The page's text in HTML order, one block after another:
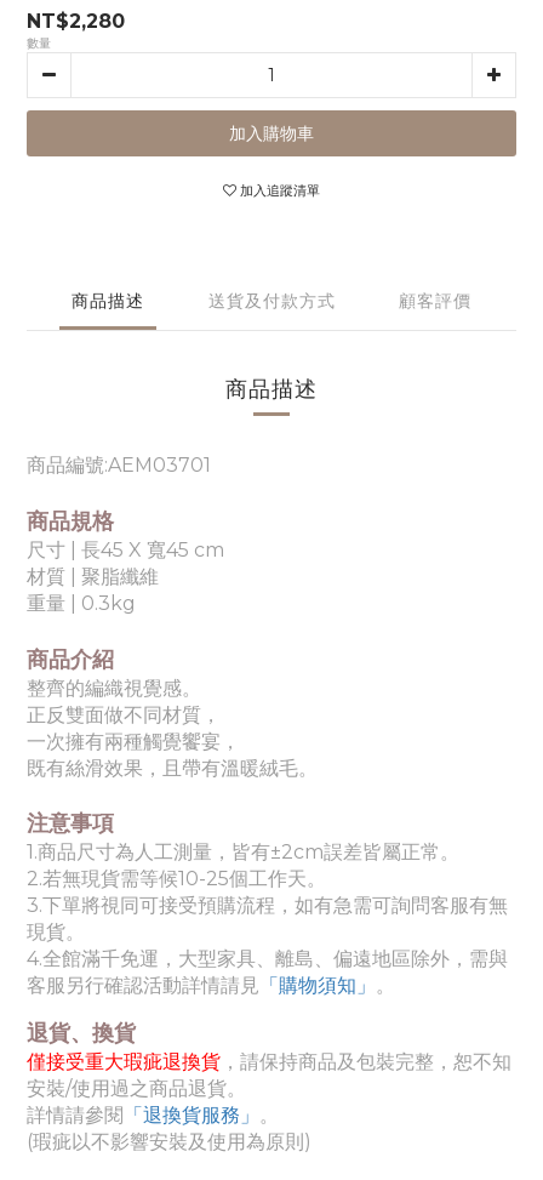
NT$2,280
數量
加入購物車
加入追蹤清單
商品描述 送貨及付款方式 顧客評價
商品描述
商品編號:AEM03701
商品規格
尺寸 | 長45 X 寬45 cm
材質 | 聚脂纖維
重量 | 0.3kg
商品介紹
整齊的編織視覺感。
正反雙面做不同材質，
一次擁有兩種觸覺饗宴，
既有絲滑效果，且帶有溫暖絨毛。
注意事項
1.商品尺寸為人工測量，皆有±2cm誤差皆屬正常。
2.若無現貨需等候10-25個工作天。
3.下單將視同可接受預購流程，如有急需可詢問客服有無
現貨。
4.全館滿千免運，大型家具、離島、偏遠地區除外，需與
客服另行確認活動詳情請見 「購物須知」 。
退貨、換貨
僅接受重大瑕疵退換貨 ，請保持商品及包裝完整，恕不知
安裝/使用過之商品退貨。
詳情請參閱 「退換貨服務」 。
(瑕疵以不影響安裝及使用為原則)